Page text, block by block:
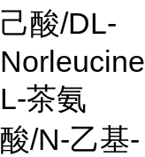
己酸/DL-
Norleucine
L-茶氨
酸/N-乙基-